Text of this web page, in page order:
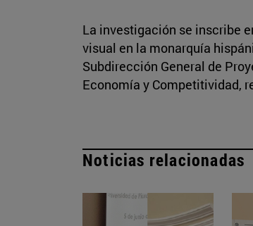
La investigación se inscribe
visual en la monarquía
Subdirección General de
Economía y Competitividad,
Noticias relacionadas